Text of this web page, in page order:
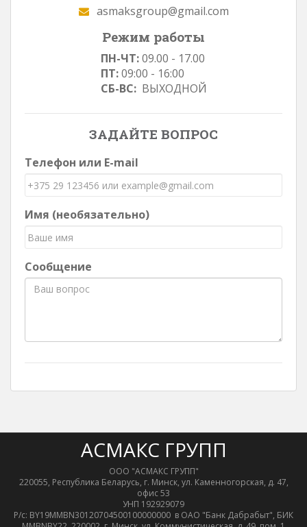
asmaksgroup@gmail.com
Режим работы
ПН-ЧТ:09.00 - 17.00
ПТ: 09:00 - 16:00
СБ-ВС:ВЫХОДНОЙ
ЗАДАЙТЕ ВОПРОС
Телефон или E-mail
Имя (необязательно)
Сообщение
АСМАКС ГРУПП
ООО "АСМАКС ГРУПП"
220055, Республика Беларусь, г. Минск, ул. Каменногорская, д. 47,
офис 53
УНП 192929079
Р/с: BY19MMBN30120704500100000000 в ОАО "Банк Дабрабыт", БИК